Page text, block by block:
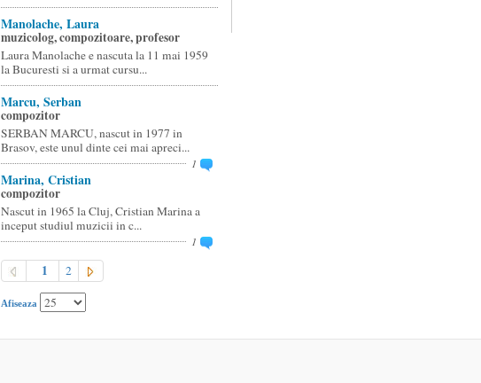
Manolache, Laura
muzicolog, compozitoare, profesor
Laura Manolache e nascuta la 11 mai 1959
la Bucuresti si a urmat cursu...
Marcu, Serban
compozitor
SERBAN MARCU, nascut in 1977 in
Brasov, este unul dinte cei mai apreci...
1
Marina, Cristian
compozitor
Nascut in 1965 la Cluj, Cristian Marina a
inceput studiul muzicii in c...
1
1 2
Afiseaza